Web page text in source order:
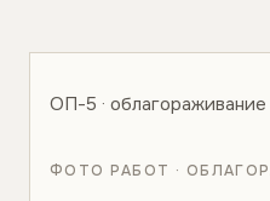
ОП-5 · облагораживание
ФОТО РАБОТ ·